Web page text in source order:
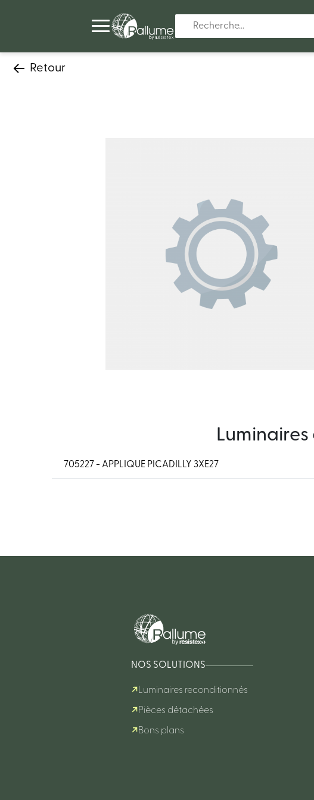
Retour
705227 - APPLIQUE PICADILLY 3XE27
NOS SOLUTIONS
Luminaires reconditionnés
Pièces détachées
Bons plans